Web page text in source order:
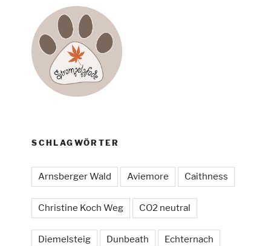
SCHLAGWÖRTER
Arnsberger Wald Aviemore Caithness
Christine Koch Weg CO2 neutral
Diemelsteig Dunbeath Echternach